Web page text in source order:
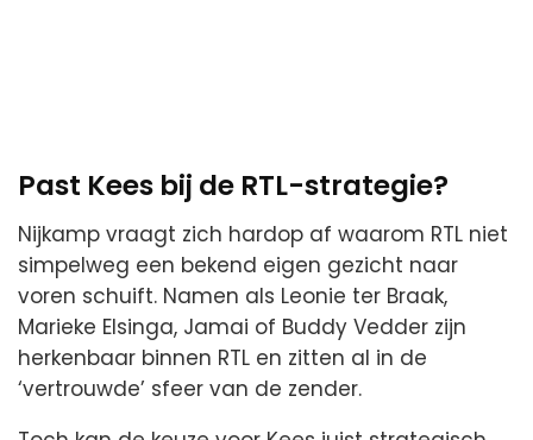
Past Kees bij de RTL-strategie?
Nijkamp vraagt zich hardop af waarom RTL niet
simpelweg een bekend eigen gezicht naar
voren schuift. Namen als Leonie ter Braak,
Marieke Elsinga, Jamai of Buddy Vedder zijn
herkenbaar binnen RTL en zitten al in de
‘vertrouwde’ sfeer van de zender.